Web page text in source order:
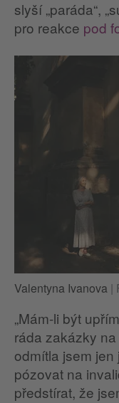
slyší „paráda“,
pro reakce pod
Valentyna Ivanova |
„Mám-li být
ráda zakázky
odmítla jsem
pózovat na
předstírat, že